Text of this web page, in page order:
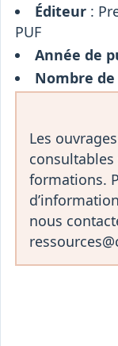
Éditeur:
PUF
Année de
Nombre de
Les
formations.
nous